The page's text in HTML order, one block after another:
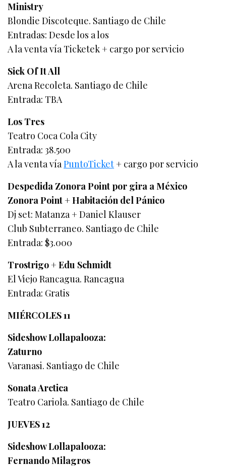
Ministry
Blondie Discoteque. Santiago de Chile
Entradas: Desde los a los
A la venta vía Ticketek + cargo por servicio
Sick Of It All
Arena Recoleta. Santiago de Chile
Entrada: TBA
Los Tres
Teatro Coca Cola City
Entrada: 38.500
A la venta víaPuntoTicket + cargo por servicio
Despedida Zonora Point por gira a México
Zonora Point + Habitación del Pánico
Dj set: Matanza + Daniel Klauser
Club Subterraneo. Santiago de Chile
Entrada: $3.000
Trostrigo + Edu Schmidt
El Viejo Rancagua. Rancagua
Entrada: Gratis
MIÉRCOLES 11
Sideshow Lollapalooza:
Zaturno
Varanasi. Santiago de Chile
Sonata Arctica
Teatro Cariola. Santiago de Chile
JUEVES 12
Sideshow Lollapalooza:
Fernando Milagros